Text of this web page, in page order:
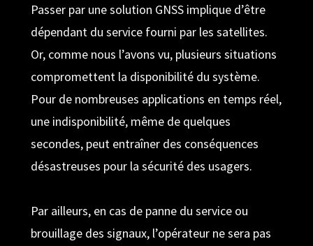
Passer par une solution GNSS implique d’être
dépendant du service fourni par les satellites.
Or, comme nous l’avons vu, plusieurs situations
compromettent la disponibilité du système.
Pour de nombreuses applications en temps réel,
une indisponibilité, même de quelques
secondes, peut entraîner des conséquences
désastreuses pour la sécurité des usagers.
Par ailleurs, en cas de panne du service ou
brouillage des signaux, l’opérateur ne sera pas